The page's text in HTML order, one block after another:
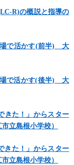
R)の概説と指導の
で活かす(前半) 大
で活かす(後半) 大
きた！」からスター
立島根小学校）
きた！」からスター
立島根小学校）